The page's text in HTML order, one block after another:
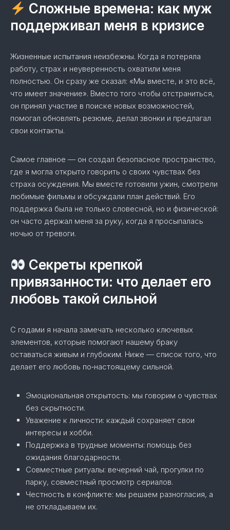
Сложные времена: как муж
поддерживал меня в кризисе
Жизненные испытания неизбежны. Когда я потеряла
работу, страх и неуверенность охватили меня
полностью. Он сразу же сказал: «Мы вместе, и это всё,
что имеет значение». Вместо того чтобы отстраниться,
он принял участие в поиске новых возможностей,
помогал обновлять резюме, делал звонки и предлагал
свои контакты.
Самое главное — он создал безопасное пространство,
где я могла открыто говорить о своих чувствах без
страха осуждения. Мы вместе готовили ужин, смотрели
любимые фильмы и обсуждали план действий. Его
поддержка была не только словесной, но и физической:
он часто держал меня за руку, когда я просыпалась
ночью от тревоги.
Секреты крепкой
привязанности: что делает его
любовь такой сильной
С годами я начала замечать несколько ключевых
элементов, которые помогают нашему браку
оставаться живым и глубоким. Ниже — список того, что
делает его любовь по‑настоящему сильной.
Эмоциональная открытость: мы говорим о чувствах
без скрытности.
Уважение к личности: каждый сохраняет свои
интересы и хобби.
Поддержка в трудные моменты: помощь без
ожидания благодарности.
Совместные ритуалы: вечерний чай, прогулки по
парку, совместный просмотр сериалов.
Честность в конфликте: мы решаем разногласия, а
не откладываем их.